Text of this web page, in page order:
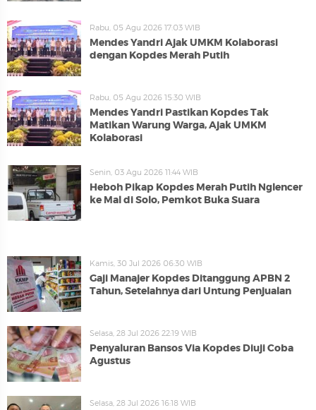
Rabu, 05 Agu 2026 17:03 WIB
Mendes Yandri Ajak UMKM Kolaborasi
dengan Kopdes Merah Putih
Rabu, 05 Agu 2026 15:30 WIB
Mendes Yandri Pastikan Kopdes Tak
Matikan Warung Warga, Ajak UMKM
Kolaborasi
Senin, 03 Agu 2026 11:44 WIB
Heboh Pikap Kopdes Merah Putih Nglencer
ke Mal di Solo, Pemkot Buka Suara
Kamis, 30 Jul 2026 06:30 WIB
Gaji Manajer Kopdes Ditanggung APBN 2
Tahun, Setelahnya dari Untung Penjualan
Selasa, 28 Jul 2026 22:19 WIB
Penyaluran Bansos Via Kopdes Diuji Coba
Agustus
Selasa, 28 Jul 2026 16:18 WIB